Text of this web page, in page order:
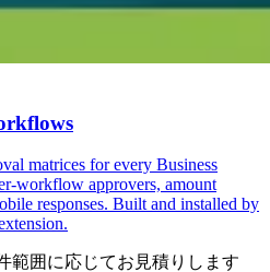
matrices for every Business
workflow approvers, amount
responses. Built and installed by
範囲に応じてお見積りします